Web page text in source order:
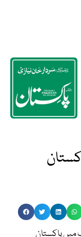
میں پاکستان